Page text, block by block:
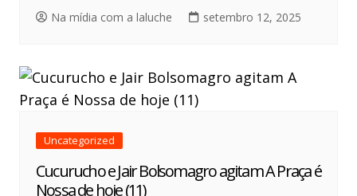
Na mídia com a laluche setembro 12, 2025
Uncategorized
Cucurucho e Jair Bolsomagro agitam A Praça é
Nossa de hoje (11)